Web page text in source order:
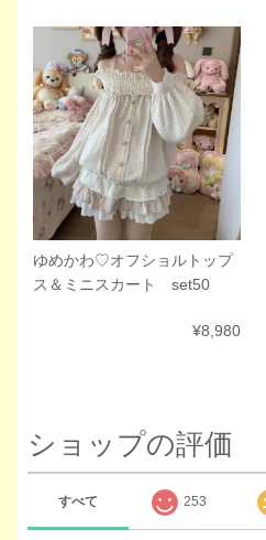
ゆめかわ♡オフショルトップ
ス＆ミニスカート set50
¥8,980
ショップの評価
すべて 253